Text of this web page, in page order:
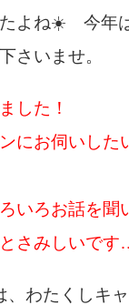
よね☀️ 今年
さいませ。
した！
にお伺いした
いろお話を
さみしいで
、わたくしキ